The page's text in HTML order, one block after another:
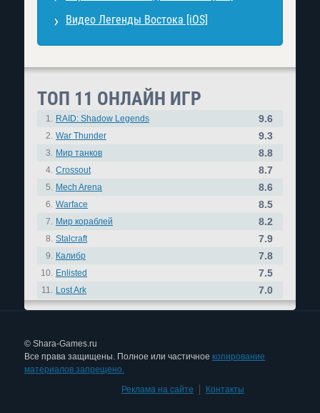
Видео Легенды Востока [iOS]
ТОП 11 ОНЛАЙН ИГР
1. RAID: Shadow Legends 9.6
2. War Thunder 9.3
3. Мир танков 8.8
4. Crossout 8.7
5. Mech Arena 8.6
6. Warface 8.5
7. Мир кораблей 8.2
8. Stalcraft 7.9
9. Калибр 7.8
10. Enlisted 7.5
11. Lost Ark 7.0
© Shara-Games.ru
Все права защищены. Полное или частичное копирование
материалов запрещено.
Реклама на сайте
Контакты